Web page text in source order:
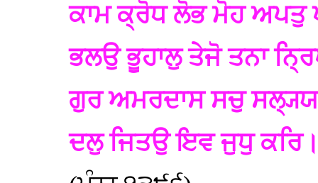
ਕਾਮ ਕ੍ਰੋਧ ਲੋਭ ਮੋਹ ਅਪਤੁ
ਭਲਉ ਭੂਹਾਲੁ ਤੇਜੋ ਤਨਾ
ਗੁਰ ਅਮਰਦਾਸ ਸਚੁ ਸਲ੍ਯ੍ਯ
ਦਲੁ ਜਿਤਉ ਇਵ ਜੁਧੁ